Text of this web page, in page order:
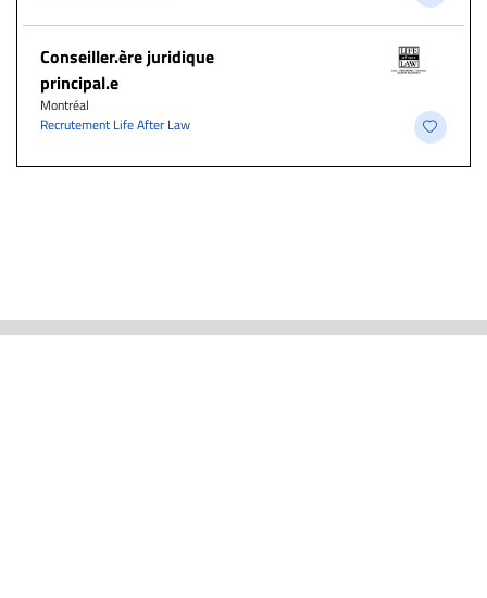
Conseiller.ère juridique
principal.e
Montréal
Recrutement Life After Law